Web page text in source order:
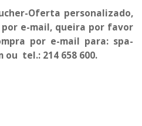
Oferta personalizado,
e-mail, queira por favor
por e-mail para: spa-
tel.: 214 658 600.